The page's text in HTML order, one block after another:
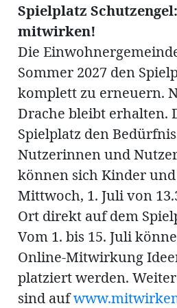
Spielplatz
mitwirken!
Die
Sommer 2027 den
komplett zu erneuern.
Drache bleibt erhalten.
Spielplatz den
Nutzerinnen und
können sich Kinder
Mittwoch, 1. Juli von
Ort direkt auf dem
Vom 1. bis 15. Juli
Online-Mitwirkung
platziert werden.
sind auf